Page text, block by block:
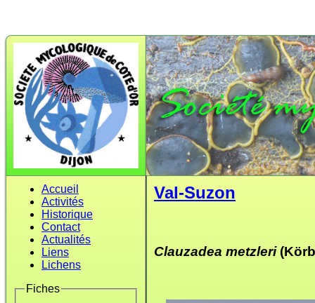
Accueil
Activités
Historique
Contact
Actualités
Liens
Lichens
Fiches
Val-Suzon
Clauzadea metzleri